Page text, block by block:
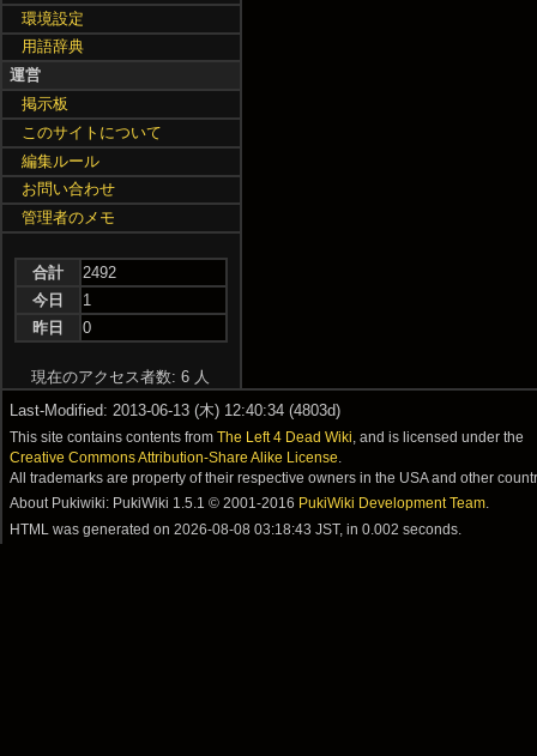
環境設定
用語辞典
運営
掲示板
このサイトについて
編集ルール
お問い合わせ
管理者のメモ
合計
2492
今日
1
昨日
0
現在のアクセス者数: 6 人
Last-Modified: 2013-06-13 (木) 12:40:34 (4803d)
This site contains contents fromThe Left 4 Dead Wiki , and is licensed under the
Creative Commons Attribution-Share Alike License
All trademarks are property of their respective owners in the USA and other
About Pukiwiki: PukiWiki 1.5.1 © 2001-2016 PukiWiki Development Team.
HTML was generated on2026-08-08 03:18:43 JST , in 0.002 seconds.